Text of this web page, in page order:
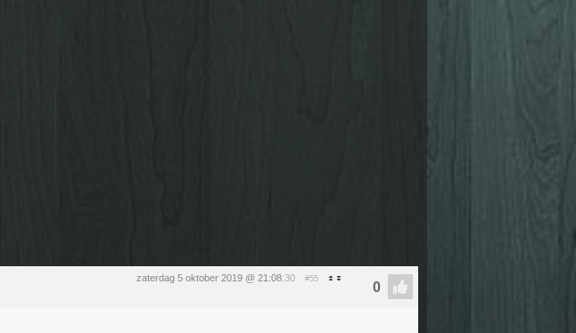
zaterdag 5 oktober 2019 @ 21:08:30 #55